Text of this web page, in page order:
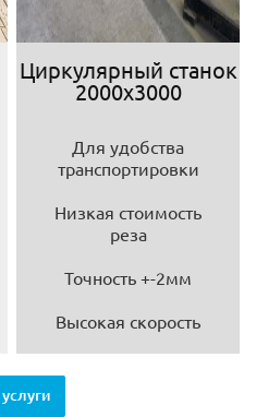
Циркулярный станок
2000х3000
Для удобства
транспортировки
Низкая стоимость
реза
Точность +-2мм
Высокая скорость